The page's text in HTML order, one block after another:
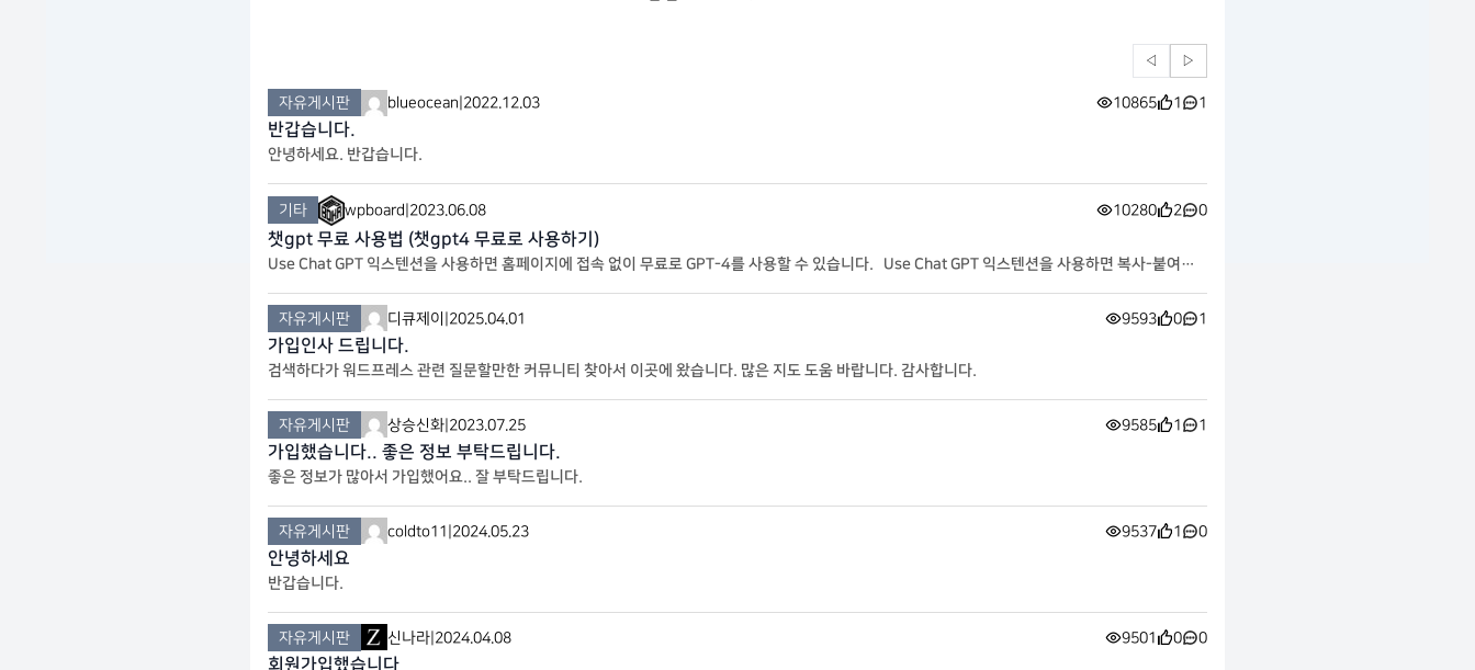
◁ ▷
자유게시판 blueocean 2022.12.03 10865 1 1
반갑습니다.
안녕하세요. 반갑습니다.
기타 wpboard 2023.06.08 10280 2 0
챗gpt 무료 사용법 (챗gpt4 무료로 사용하기)
Use Chat GPT 익스텐션을 사용하면 홈페이지에 접속 없이 무료로 GPT-4를 사용할 수 있습니다. Use Chat GPT 익스텐션을 사용하면 복사-붙여넣
자유게시판 디큐제이 |2025.04.01 9593 0 1
가입인사 드립니다.
검색하다가 워드프레스 관련 질문할만한 커뮤니티 찾아서 이곳에 왔습니다. 많은 지도 도움 바랍니다. 감사합니다.
자유게시판 상승신화|2023.07.25 9585 1 1
가입했습니다.. 좋은 정보 부탁드립니다.
좋은 정보가 많아서 가입했어요.. 잘 부탁드립니다.
자유게시판 coldto11 |2024.05.23 9537 1 0
안녕하세요
반갑습니다.
자유게시판 신나라|2024.04.08 9501 0 0
회원가입했습니다